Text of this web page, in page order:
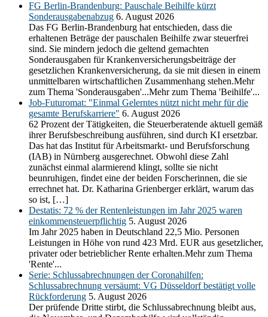
FG Berlin-Brandenburg: Pauschale Beihilfe kürzt
Sonderausgabenabzug 6. August 2026
Das FG Berlin-Brandenburg hat entschieden, dass die
erhaltenen Beträge der pauschalen Beihilfe zwar steuerfrei
sind. Sie mindern jedoch die geltend gemachten
Sonderausgaben für Krankenversicherungsbeiträge der
gesetzlichen Krankenversicherung, da sie mit diesen in einem
unmittelbaren wirtschaftlichen Zusammenhang stehen.Mehr
zum Thema 'Sonderausgaben'...Mehr zum Thema 'Beihilfe'...
Job-Futuromat: "Einmal Gelerntes nützt nicht mehr für die
gesamte Berufskarriere" 6. August 2026
62 Prozent der Tätigkeiten, die Steuerberatende aktuell gemäß
ihrer Berufsbeschreibung ausführen, sind durch KI ersetzbar.
Das hat das Institut für Arbeitsmarkt- und Berufsforschung
(IAB) in Nürnberg ausgerechnet. Obwohl diese Zahl
zunächst einmal alarmierend klingt, sollte sie nicht
beunruhigen, findet eine der beiden Forscherinnen, die sie
errechnet hat. Dr. Katharina Grienberger erklärt, warum das
so ist, […]
Destatis: 72 % der Rentenleistungen im Jahr 2025 waren
einkommensteuerpflichtig 5. August 2026
Im Jahr 2025 haben in Deutschland 22,5 Mio. Personen
Leistungen in Höhe von rund 423 Mrd. EUR aus gesetzlicher,
privater oder betrieblicher Rente erhalten.Mehr zum Thema
'Rente'...
Serie: Schlussabrechnungen der Coronahilfen:
Schlussabrechnung versäumt: VG Düsseldorf bestätigt volle
Rückforderung 5. August 2026
Der prüfende Dritte stirbt, die Schlussabrechnung bleibt aus,